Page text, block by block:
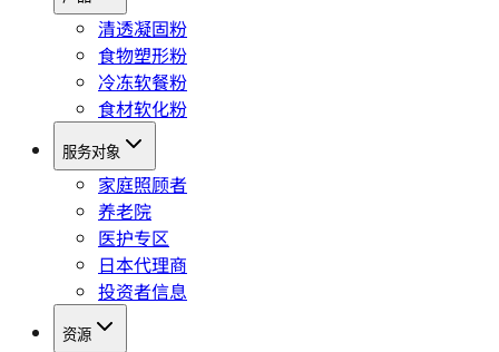
清透凝固粉
食物塑形粉
冷冻软餐粉
食材软化粉
服务对象
家庭照顾者
养老院
医护专区
日本代理商
投资者信息
资源